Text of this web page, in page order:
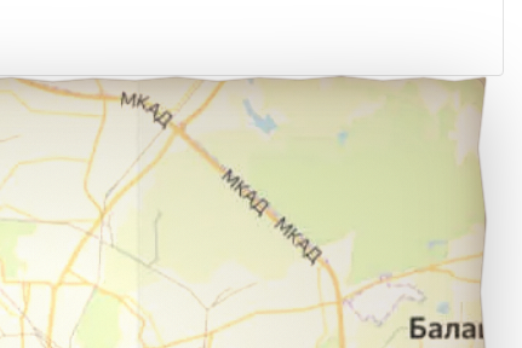
в город Бузулук.